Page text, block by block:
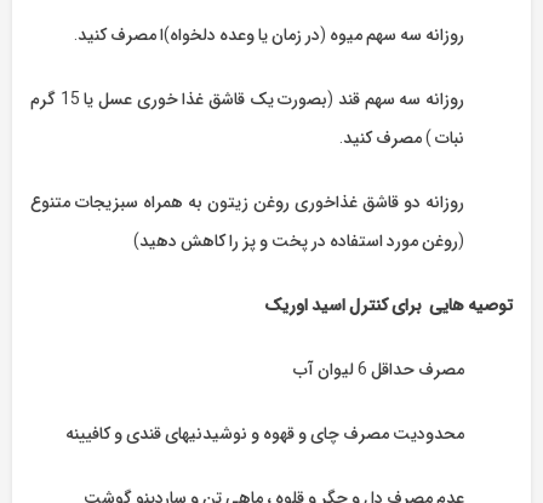
روزانه سه سهم میوه (در زمان یا وعده دلخواه)ا مصرف کنید.
روزانه سه سهم قند (بصورت یک قاشق غذا خوری عسل یا 15 گرم
نبات ) مصرف کنید.
روزانه دو قاشق غذاخوری روغن زیتون به همراه سبزیجات متنوع
(روغن مورد استفاده در پخت و پز را کاهش دهید)
توصیه هایی برای کنترل اسید اوریک
مصرف حداقل 6 لیوان آب
محدودیت مصرف چای و قهوه و نوشیدنیهای قندی و کافیینه
عدم مصرف دل و جگر و قلوه ، ماهی تن و ساردینو گوشت